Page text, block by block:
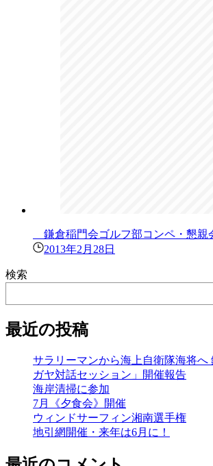
鎌倉稲門会ゴルフ部コンペ・懇親
2013年2月28日
検索
最近の投稿
サラリーマンから海上自衛隊海将へ
ガヤ対話セッション」開催報告
海岸清掃に参加
7月《夕食会》開催
ウィンドサーフィン湘南選手権
地引網開催・来年は6月に！